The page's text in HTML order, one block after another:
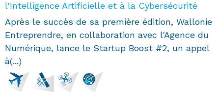
l'Intelligence Artificielle et à la Cybersécurité
Après le succès de sa première édition, Wallonie
Entreprendre, en collaboration avec l'Agence du
Numérique, lance le Startup Boost #2, un appel
à(...)